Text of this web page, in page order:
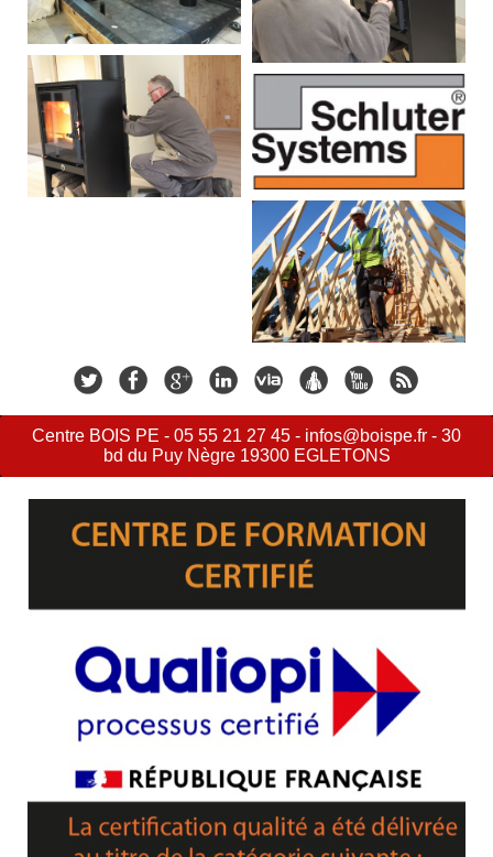
Centre BOIS PE - 05 55 21 27 45 - infos@boispe.fr - 30
bd du Puy Nègre 19300 EGLETONS